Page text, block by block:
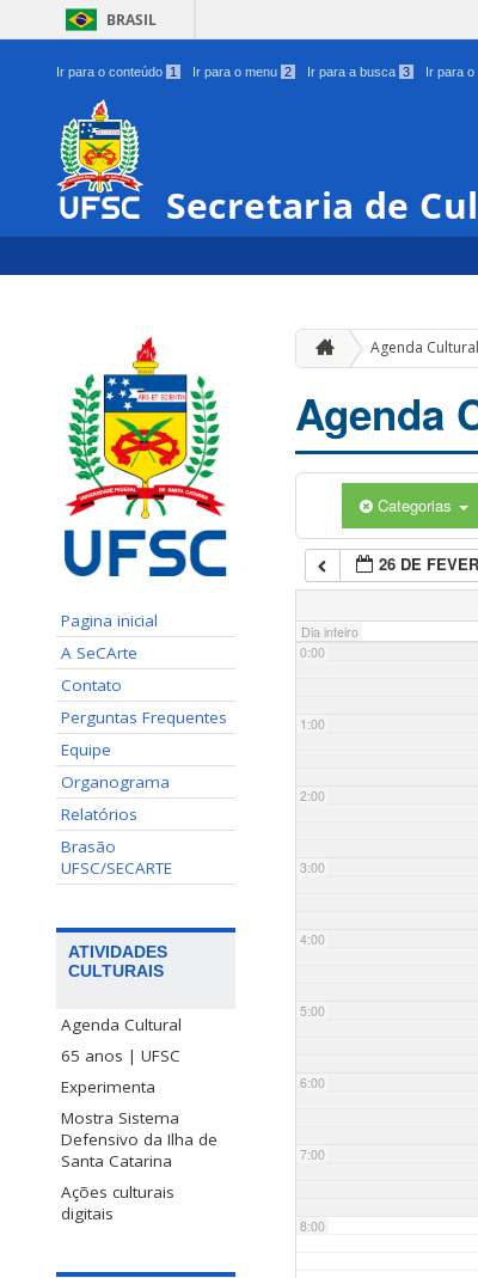
BRASIL
Ir para o conteúdo 1 Ir para o menu 2 Ir para a busca 3 Ir para o
Secretaria de
Pagina inicial
A SeCArte
Contato
Perguntas Frequentes
Equipe
Organograma
Relatórios
Brasão
UFSC/SECARTE
ATIVIDADES
CULTURAIS
Agenda Cultural
65 anos | UFSC
Experimenta
Mostra Sistema
Defensivo da Ilha de
Santa Catarina
Ações culturais
digitais
Agenda Cultural
Agenda
Categorias
26 DE
Dia inteiro
0:00
1:00
2:00
3:00
4:00
5:00
6:00
7:00
8:00